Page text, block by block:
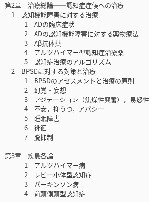
第2章 治療総論──認知症症候への治療
1 認知機能障害に対する治療
1 ADの臨床症状
2 ADの認知機能障害に対する薬物療法
3 Aβ抗体薬
4 アルツハイマー型認知症治療薬
5 認知症治療のアルゴリズム
2 BPSDに対する対策と治療
1 BPSDのアセスメントと治療の原則
2 幻覚・妄想
3 アジテーション（焦燥性興奮），易怒性
4 不安，抑うつ，アパシー
5 睡眠障害
6 徘徊
7 脱抑制
第3章 疾患各論
1 アルツハイマー病
2 レビー小体型認知症
3 パーキンソン病
4 前頭側頭型認知症